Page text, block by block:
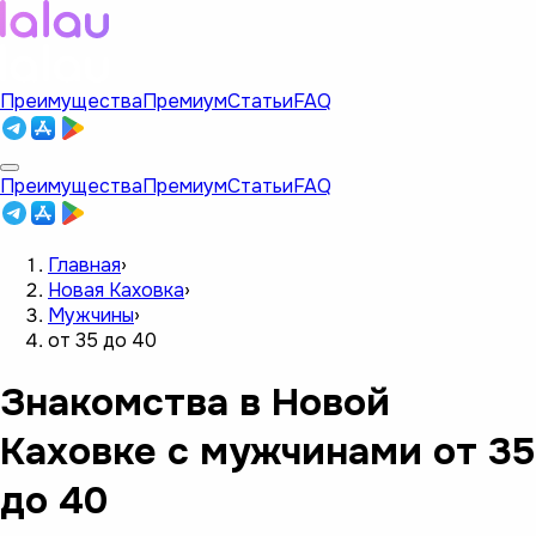
ПреимуществаПремиумСтатьиFAQ
ПреимуществаПремиумСтатьиFAQ
Главная›
Новая Каховка›
Мужчины›
от 35 до 40
Знакомства в Новой
Каховке с мужчинами от 35
до 40